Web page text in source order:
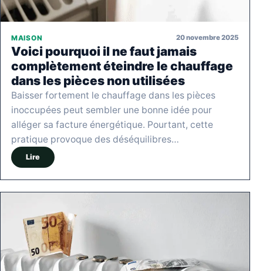
MAISON 20 novembre 2025
Voici pourquoi il ne faut jamais
complètement éteindre le chauffage
dans les pièces non utilisées
Baisser fortement le chauffage dans les pièces
inoccupées peut sembler une bonne idée pour
alléger sa facture énergétique. Pourtant, cette
pratique provoque des déséquilibres…
Lire